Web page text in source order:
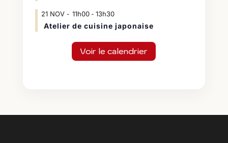
21 NOV 11h00- 13h30
Atelier de cuisine japonaise
Voir le calendrier